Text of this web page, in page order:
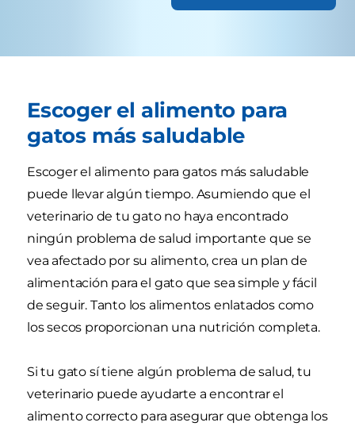
Escoger el alimento para
gatos más saludable
Escoger el alimento para gatos más saludable
puede llevar algún tiempo. Asumiendo que el
veterinario de tu gato no haya encontrado
ningún problema de salud importante que se
vea afectado por su alimento, crea un plan de
alimentación para el gato que sea simple y fácil
de seguir. Tanto los alimentos enlatados como
los secos proporcionan una nutrición completa.
Si tu gato sí tiene algún problema de salud, tu
veterinario puede ayudarte a encontrar el
alimento correcto para asegurar que obtenga los